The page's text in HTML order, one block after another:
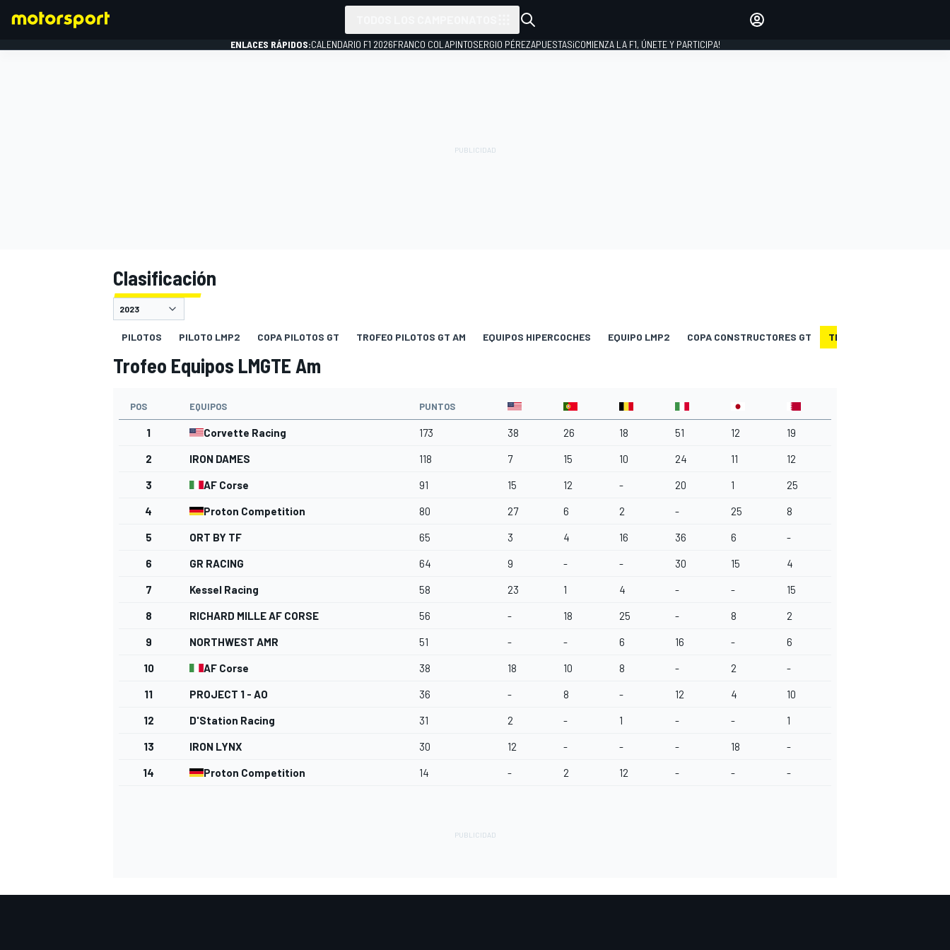
INDYCAR
INICIAR SESIÓN
ENLACES RÁPIDOS:CALENDARIO F1 2026FRANCO COLAPINTOSERGIO PÉREZAPUESTAS¡COMIENZA LA F1, ÚNETE Y PARTICIPA!
Clasificación
PILOTOS PILOTO LMP2 COPA PILOTOS GT TROFEO PILOTOS GT AM EQUIPOS HIPERCOCHES EQUIPO LMP2 COPA CONSTRUCTORES GT TROFEO EQUIPOS LMGTE
Trofeo Equipos LMGTE Am
POS EQUIPOS PUNTOS
1 Corvette Racing 173 38 26 18 51 12 19
2 IRON DAMES 118 7 15 10 24 11 12
3 AF Corse 91 15 12 - 20 1 25
4 Proton Competition 80 27 6 2 - 25 8
5 ORT BY TF 65 3 4 16 36 6 -
6 GR RACING 64 9 - - 30 15 4
7 Kessel Racing 58 23 1 4 - - 15
8 RICHARD MILLE AF CORSE 56 - 18 25 - 8 2
9 NORTHWEST AMR 51 - - 6 16 - 6
10 AF Corse 38 18 10 8 - 2 -
11 PROJECT 1 - AO 36 - 8 - 12 4 10
12 D'Station Racing 31 2 - 1 - - 1
13 IRON LYNX 30 12 - - - 18 -
14 Proton Competition 14 - 2 12 - - -